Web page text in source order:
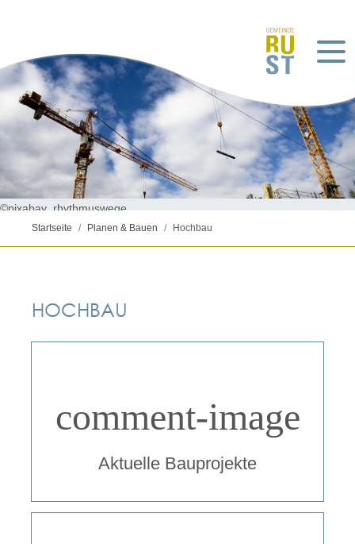
©pixabay_rhythmuswege
Startseite Planen & Bauen Hochbau
HOCHBAU
comment-image
Aktuelle Bauprojekte